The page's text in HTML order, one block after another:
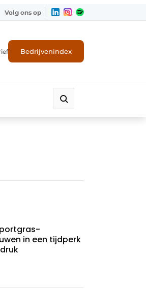
Volg ons op
Bedrijvenindex
in een tijdperk